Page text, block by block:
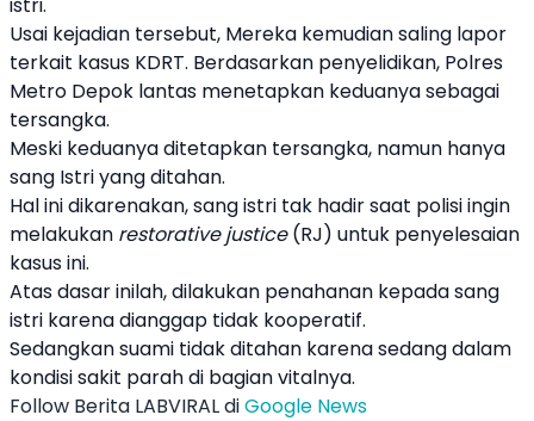
Usai kejadian tersebut, Mereka kemudian saling lapor
terkait kasus KDRT. Berdasarkan penyelidikan, Polres
Metro Depok lantas menetapkan keduanya sebagai
tersangka.
Meski keduanya ditetapkan tersangka, namun hanya
sang Istri yang ditahan.
Hal ini dikarenakan, sang istri tak hadir saat polisi ingin
melakukan restorative justice(RJ) untuk penyelesaian
kasus ini.
Atas dasar inilah, dilakukan penahanan kepada sang
istri karena dianggap tidak kooperatif.
Sedangkan suami tidak ditahan karena sedang dalam
kondisi sakit parah di bagian vitalnya.
Follow Berita LABVIRAL diGoogle News